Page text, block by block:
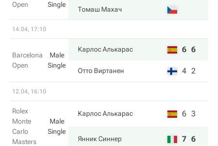
Open
Single
Томаш Махач
14.04, 17:10
Barcelona
Open
Male
Single
Карлос Алькарас 6 6
Отто Виртанен 4 2
12.04, 16:10
Rolex
Monte
Carlo
Masters
Male
Single
Карлос Алькарас 6 3
Янник Синнер 7 6